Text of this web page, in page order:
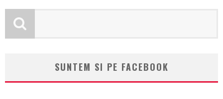
SUNTEM SI PE FACEBOOK